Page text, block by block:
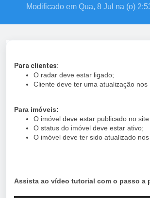
Modificado em Qua, 8 Jul na (o)
Para clientes:
O radar deve estar ligado;
Cliente deve ter uma atualização nos
Para imóveis:
O imóvel deve estar publicado no
O status do imóvel deve estar ativo;
O imóvel deve ter sido atualizado nos
Assista ao vídeo tutorial com o passo a